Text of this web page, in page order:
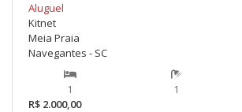
Aluguel
Kitnet
Meia Praia
Navegantes - SC
1
1
R$ 2.000,00